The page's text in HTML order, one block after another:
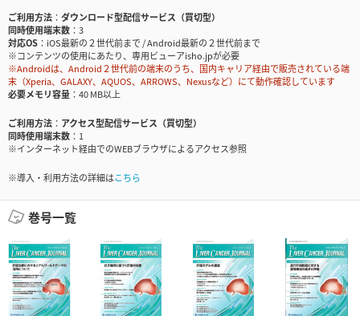
ご利用方法
ダウンロード型配信サービス（買切型）
同時使用端末数
3
対応OS
iOS最新の２世代前まで / Android最新の２世代前まで
※コンテンツの使用にあたり、専用ビューアisho.jpが必要
※Androidは、Android２世代前の端末のうち、国内キャリア経由で販売されている端
末（Xperia、GALAXY、AQUOS、ARROWS、Nexusなど）にて動作確認しています
必要メモリ容量
40 MB以上
ご利用方法
アクセス型配信サービス（買切型）
同時使用端末数
1
※インターネット経由でのWEBブラウザによるアクセス参照
※導入・利用方法の詳細はこちら
巻号一覧